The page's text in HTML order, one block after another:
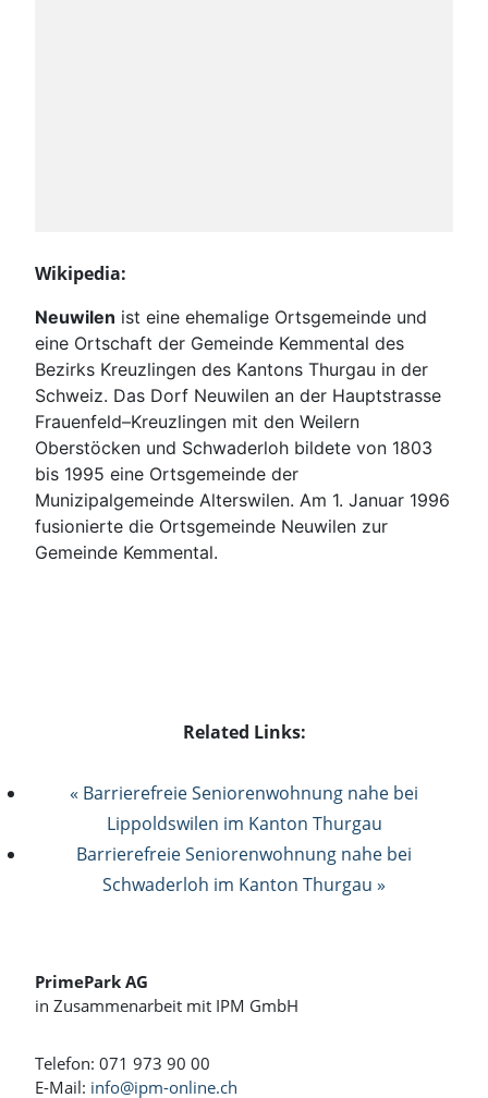
Wikipedia:
Neuwilen ist eine ehemalige Ortsgemeinde und
eine Ortschaft der Gemeinde Kemmental des
Bezirks Kreuzlingen des Kantons Thurgau in der
Schweiz. Das Dorf Neuwilen an der Hauptstrasse
Frauenfeld–Kreuzlingen mit den Weilern
Oberstöcken und Schwaderloh bildete von 1803
bis 1995 eine Ortsgemeinde der
Munizipalgemeinde Alterswilen. Am 1. Januar 1996
fusionierte die Ortsgemeinde Neuwilen zur
Gemeinde Kemmental.
Related Links:
« Barrierefreie Seniorenwohnung nahe bei
Lippoldswilen im Kanton Thurgau
Barrierefreie Seniorenwohnung nahe bei
Schwaderloh im Kanton Thurgau »
PrimePark AG
in Zusammenarbeit mit IPM GmbH
Telefon: 071 973 90 00
E-Mail: info@ipm-online.ch